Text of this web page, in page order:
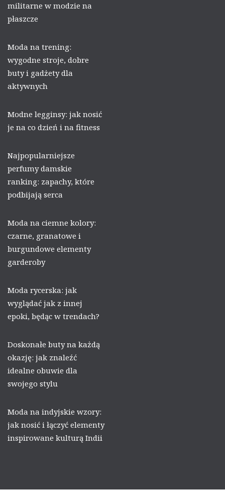
militarne w modzie na
płaszcze
Moda na trening:
wygodne stroje, dobre
buty i gadżety dla
aktywnych
Modne legginsy: jak nosić
je na co dzień i na fitness
Najpopularniejsze
perfumy damskie
ranking: zapachy, które
podbijają serca
Moda na ciemne kolory:
czarne, granatowe i
burgundowe elementy
garderoby
Moda rycerska: jak
wyglądać jak z innej
epoki, będąc w trendach?
Doskonałe buty na każdą
okazję: jak znaleźć
idealne obuwie dla
swojego stylu
Moda na indyjskie wzory:
jak nosić i łączyć elementy
inspirowane kulturą Indii